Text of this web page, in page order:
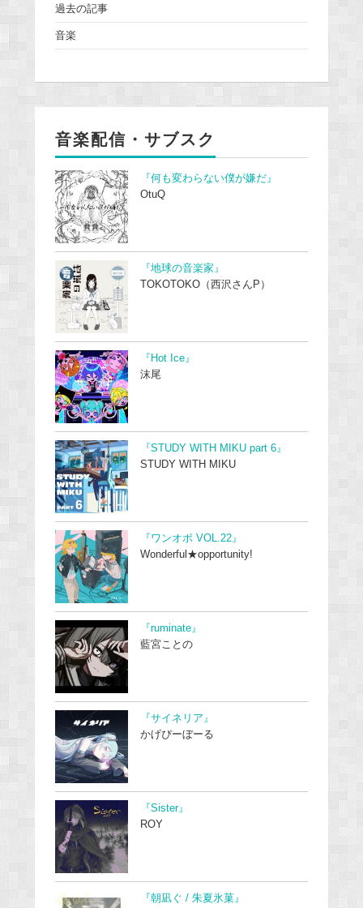
過去の記事
音楽
音楽配信・サブスク
『何も変わらない僕が嫌だ』
OtuQ
『地球の音楽家』
TOKOTOKO（西沢さんP）
『Hot Ice』
沫尾
『STUDY WITH MIKU part 6』
STUDY WITH MIKU
『ワンオポ VOL.22』
Wonderful★opportunity!
『ruminate』
藍宮ことの
『サイネリア』
かげぴーぼーる
『Sister』
ROY
『朝凪ぐ / 朱夏氷菓』